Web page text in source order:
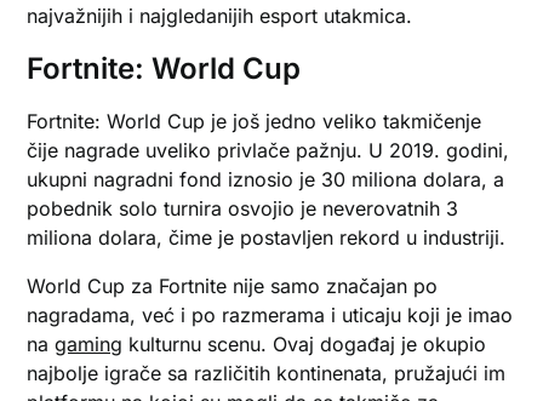
najvažnijih i najgledanijih esport utakmica.
Fortnite: World Cup
Fortnite: World Cup je još jedno veliko takmičenje
čije nagrade uveliko privlače pažnju. U 2019. godini,
ukupni nagradni fond iznosio je 30 miliona dolara, a
pobednik solo turnira osvojio je neverovatnih 3
miliona dolara, čime je postavljen rekord u industriji.
World Cup za Fortnite nije samo značajan po
nagradama, već i po razmerama i uticaju koji je imao
nagaming kulturnu scenu. Ovaj događaj je okupio
najbolje igrače sa različitih kontinenata, pružajući im